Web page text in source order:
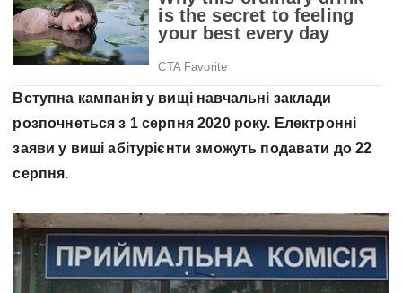
Вступна кампанія у вищі навчальні заклади
розпочнеться з 1 серпня 2020 року. Електронні
заяви у виші абітурієнти зможуть подавати до 22
серпня.